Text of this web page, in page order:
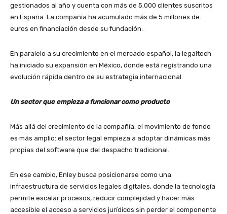
gestionados al año y cuenta con más de 5.000 clientes suscritos
en España. La compañía ha acumulado más de 5 millones de
euros en financiación desde su fundación.
En paralelo a su crecimiento en el mercado español, la legaltech
ha iniciado su expansión en México, donde está registrando una
evolución rápida dentro de su estrategia internacional.
Un sector que empieza a funcionar como producto
Más allá del crecimiento de la compañía, el movimiento de fondo
es más amplio: el sector legal empieza a adoptar dinámicas más
propias del software que del despacho tradicional.
En ese cambio, Enley busca posicionarse como una
infraestructura de servicios legales digitales, donde la tecnología
permite escalar procesos, reducir complejidad y hacer más
accesible el acceso a servicios jurídicos sin perder el componente